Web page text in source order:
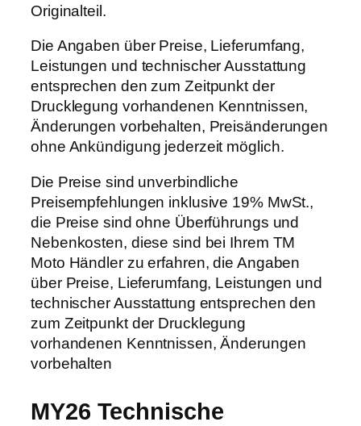
Originalteil.
Die Angaben über Preise, Lieferumfang,
Leistungen und technischer Ausstattung
entsprechen den zum Zeitpunkt der
Drucklegung vorhandenen Kenntnissen,
Änderungen vorbehalten, Preisänderungen
ohne Ankündigung jederzeit möglich.
Die Preise sind unverbindliche
Preisempfehlungen inklusive 19% MwSt.,
die Preise sind ohne Überführungs und
Nebenkosten, diese sind bei Ihrem TM
Moto Händler zu erfahren, die Angaben
über Preise, Lieferumfang, Leistungen und
technischer Ausstattung entsprechen den
zum Zeitpunkt der Drucklegung
vorhandenen Kenntnissen, Änderungen
vorbehalten
MY26 Technische